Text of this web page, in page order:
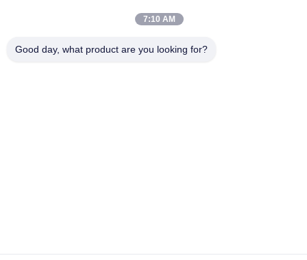
Obtenga el mejor precio
Obtenga el mejor precio
7:10 AM
Good day, what product are you looking for?